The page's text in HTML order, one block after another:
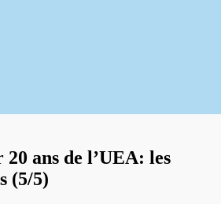
20 ans de l’UEA: les
(5/5)